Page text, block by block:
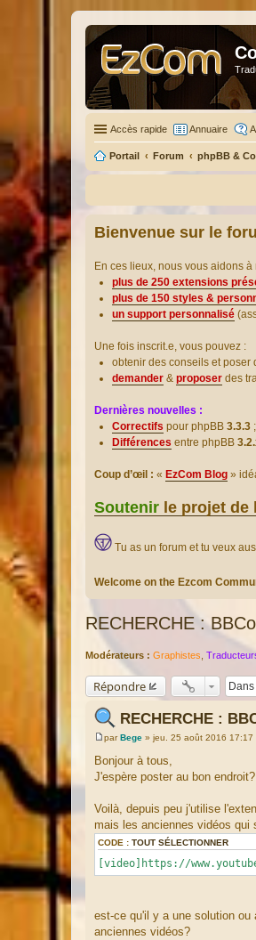
Accès rapide Annuaire
Portail Forum phpBB & Co
Bienvenue sur le
En ces lieux, nous vous aidons
plus de 250 extensions
plus de 150 styles &
un support personnalisé
Une fois inscrit.e, vous pouvez :
obtenir des conseils et poser
demander & proposer des
Dernières nouvelles :
Correctifs pour phpBB 3.3.3 ;
Différences entre phpBB
Coup d’œil : « EzCom Blog »
Soutenir le projet de
Tu as un forum et tu veux
Welcome on the Ezcom
RECHERCHE :
Modérateurs : Graphistes
Répondre
RECHERCHE :
M
s
s
e
parBege » jeu. 25 août 2016 17:17
Bonjour à tous,
J'espère poster au bon endroit?
Voilà, depuis peu j'utilise
mais les anciennes vidéos
CODE : TOUT SÉLECTIONNER
[video]https://
est-ce qu'il y a une solution
anciennes vidéos?